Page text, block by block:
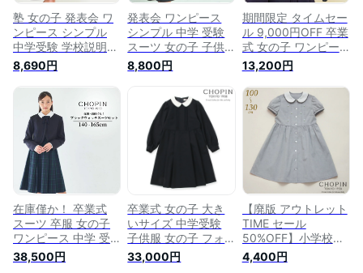
ー 通学]
婚葬祭 ネイビー 通
学] 法事
事 黒 紺 ブラック ネ
イビー
塾 女の子 発表会 ワ
ンピース シンプル
中学受験 学校説明会
子供服 女の子 ワン
ピース カフスワン
ピース 140 150
160cm (8236-
7503) CHOPIN/ショ
パン[通塾 子ども服
フォーマル キッズ
ジュニア お出かけ
結婚式 発表会 冠婚
葬祭 半袖 夏 紺 ネイ
ビー 送料無料 新学
期]
8,690円
発表会 ワンピース
シンプル 中学 受験
スーツ 女の子 子供
喪服 長袖 学校説明
会 ピンタックシャツ
ワンピース 140 150
160cm(8893-2502)
CHOPIN/ショパン
[ジュニア フォーマ
ル 卒業式 小学生 冠
婚葬祭 礼服 葬式 無
地 ブラック 黒 ネイ
ビー 紺 制服]
8,800円
期間限定 タイムセー
ル 9,000円OFF 卒業
式 女の子 ワンピー
ス 子供服 女の子 ワ
ンピース 【ジュニ
ア】フロントプリー
ツワンピース 140
150 160cm (8376-
7502) CHOPIN/ショ
パン [中学受験 学校
説明会 服装 子供 小
学生 小学校 冠婚葬
祭 結婚式 フォーマ
ル 長袖 紺 ネイビー]
13,200円
在庫僅か！ 卒業式
スーツ 卒服 女の子
ワンピース 中学 受
験 面接 スーツ 女の
子 ワンピース 中学
38,500円
卒業式 女の子 大き
いサイズ 中学受験
子供服 女の子 フォ
ーマル ウエスト切り
替えウールワンピー
33,000円
【廃版 アウトレット
TIME セール
50%OFF】小学校受
験 お受験 女の子 ワ
ンピース 半袖 説明
4,400円